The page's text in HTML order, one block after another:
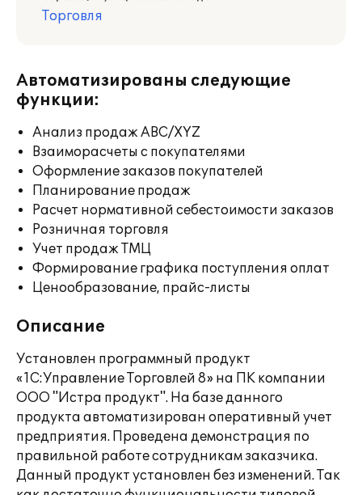
Торговля
Автоматизированы следующие
функции:
Анализ продаж ABC/XYZ
Взаиморасчеты с покупателями
Оформление заказов покупателей
Планирование продаж
Расчет нормативной себестоимости заказов
Розничная торговля
Учет продаж ТМЦ
Формирование графика поступления оплат
Ценообразование, прайс-листы
Описание
Установлен программный продукт
«1С:Управление Торговлей 8» на ПК компании
ООО "Истра продукт". На базе данного
продукта автоматизирован оперативный учет
предприятия. Проведена демонстрация по
правильной работе сотрудникам заказчика.
Данный продукт установлен без изменений. Так